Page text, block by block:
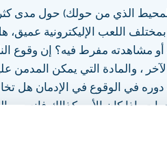
الذي من حولك) حول مدى
اللعب الإليكترونية
مشاهدته مفرط فيه؟ إن وقوع
، والمادة التي يمكن المدمن
في الوقوع في الإدمان هل
،إذا كان الأمر كذالك فإنه من